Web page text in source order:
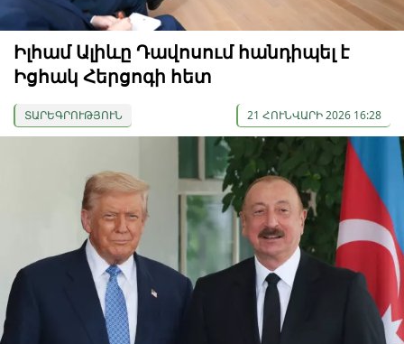
Իլհամ Ալիևը Դավոսում հանդիպել է
Իցհակ Հերցոգի հետ
ՏԱՐԵԳՐՈՒԹՅՈՒՆ 21 ՀՈՒՆՎԱՐԻ 2026 16:28